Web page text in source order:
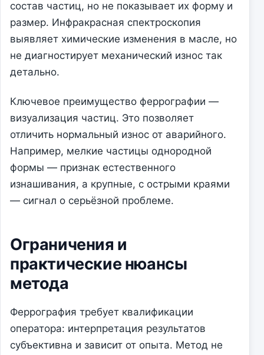
состав частиц, но не показывает их форму и
размер. Инфракрасная спектроскопия
выявляет химические изменения в масле, но
не диагностирует механический износ так
детально.
Ключевое преимущество феррографии —
визуализация частиц. Это позволяет
отличить нормальный износ от аварийного.
Например, мелкие частицы однородной
формы — признак естественного
изнашивания, а крупные, с острыми краями
— сигнал о серьёзной проблеме.
Ограничения и
практические нюансы
метода
Феррография требует квалификации
оператора: интерпретация результатов
субъективна и зависит от опыта. Метод не